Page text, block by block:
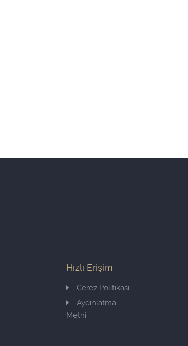
Hızlı Erişim
Çerez Politikası
Aydınlatma
Metni